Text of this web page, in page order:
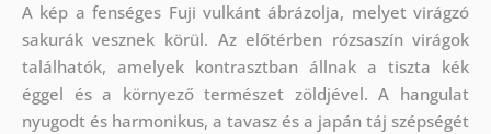
A kép a fenséges Fuji vulkánt ábrázolja, melyet virágzó
sakurák vesznek körül. Az előtérben rózsaszín virágok
találhatók, amelyek kontrasztban állnak a tiszta kék
éggel és a környező természet zöldjével. A hangulat
nyugodt és harmonikus, a tavasz és a japán táj szépségét